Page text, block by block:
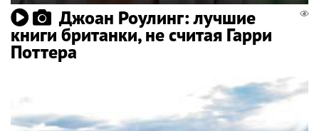
Джоан Роулинг: лучшие
книги британки, не считая Гарри
Поттера